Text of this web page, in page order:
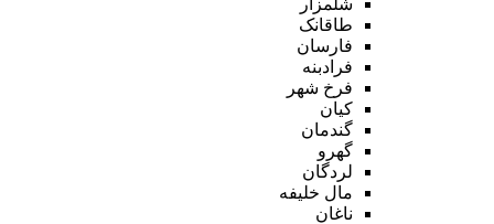
طاقانک
فارسان
فرادبنه
فرخ شهر
کیان
گندمان
گهرو
لردگان
مال خلیفه
ناغان